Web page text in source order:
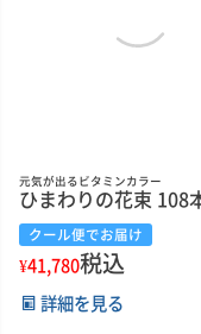
元気が出るビタミンカラー
ひまわりの花束 108
クール便でお届け
¥41,780税込
詳細を見る